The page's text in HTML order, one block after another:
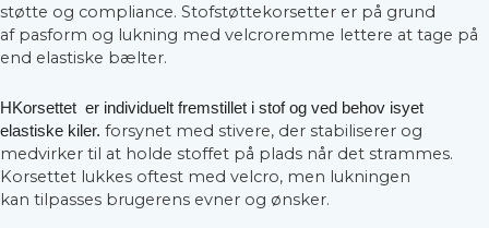
støtte og compliance. Stofstøttekorsetter er på grund
af pasform og lukning med velcroremme lettere at tage på
end elastiske bælter.
HKorsettet er individuelt fremstillet i stof og ved behov isyet
elastiske kiler. forsynet med stivere, der stabiliserer og
medvirker til at holde stoffet på plads når det strammes.
Korsettet lukkes oftest med velcro, men lukningen
kan tilpasses brugerens evner og ønsker.